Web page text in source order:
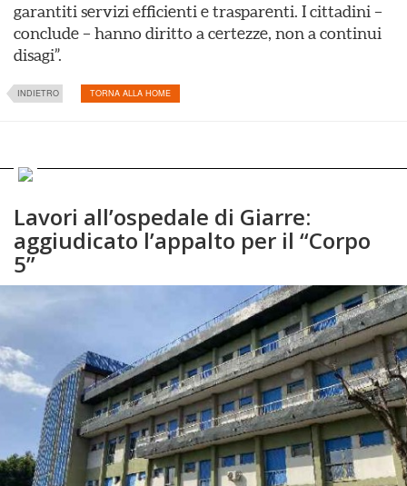
garantiti servizi efficienti e trasparenti. I cittadini –
conclude – hanno diritto a certezze, non a continui
disagi”.
INDIETRO TORNA ALLA HOME
Lavori all’ospedale di Giarre:
aggiudicato l’appalto per il “Corpo
5”